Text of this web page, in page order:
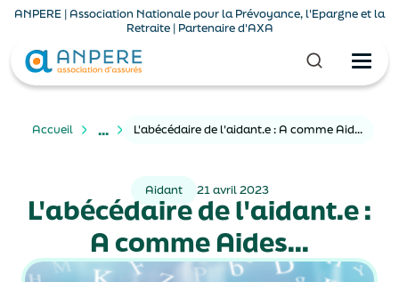
ANPERE | Association Nationale pour la Prévoyance, l'Epargne et la
Retraite | Partenaire d'AXA
Accueil ... L'abécédaire de l'aidant.e : A comme Aides...
Aidant 21 avril 2023
L'abécédaire de l'aidant.e :
A comme Aides...